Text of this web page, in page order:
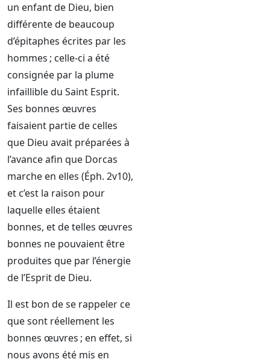
un enfant de Dieu, bien
différente de beaucoup
d’épitaphes écrites par les
hommes ; celle-ci a été
consignée par la plume
infaillible du Saint Esprit.
Ses bonnes œuvres
faisaient partie de celles
que Dieu avait préparées à
l’avance afin que Dorcas
marche en elles (Éph. 2v10),
et c’est la raison pour
laquelle elles étaient
bonnes, et de telles œuvres
bonnes ne pouvaient être
produites que par l’énergie
de l’Esprit de Dieu.
Il est bon de se rappeler ce
que sont réellement les
bonnes œuvres ; en effet, si
nous avons été mis en